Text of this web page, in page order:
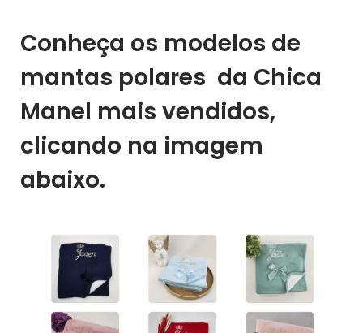
Conheça os modelos de
mantas polares da Chica
Manel mais vendidos,
clicando na imagem
abaixo.